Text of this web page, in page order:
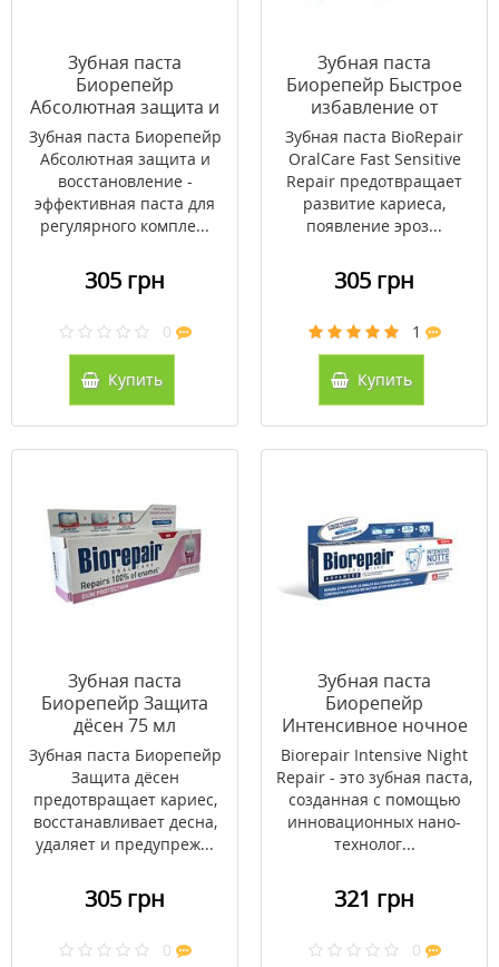
Зубная паста
Биорепейр
Абсолютная защита и
восстановление 75 мл
Зубная паста Биорепейр
Абсолютная защита и
восстановление -
эффективная паста для
регулярного компле...
305 грн
0
Купить
Зубная паста
Биорепейр Быстрое
избавление от
чувствительности 75
мл
Зубная паста BioRepair
OralCare Fast Sensitive
Repair предотвращает
развитие кариеса,
появление эроз...
305 грн
1
Купить
Зубная паста
Биорепейр Защита
дёсен 75 мл
Зубная паста Биорепейр
Защита дёсен
предотвращает кариес,
восстанавливает десна,
удаляет и предупреж...
305 грн
0
Зубная паста
Биорепейр
Интенсивное ночное
восстановление 75 мл
Biorepair Intensive Night
Repair - это зубная паста,
созданная с помощью
инновационных нано-
технолог...
321 грн
0